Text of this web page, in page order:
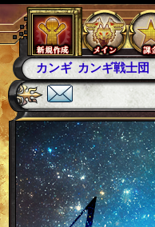
カンギ カンギ戦士団